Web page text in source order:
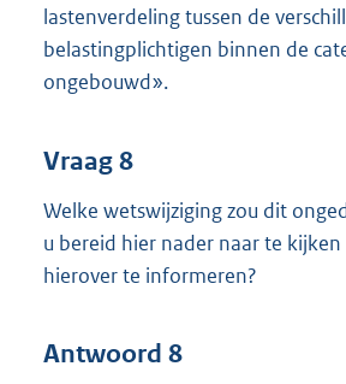
lastenverdeling tussen de
belastingplichtigen binnen de
ongebouwd».
Vraag 8
Welke wetswijziging zou dit
u bereid hier nader naar te
hierover te informeren?
Antwoord 8